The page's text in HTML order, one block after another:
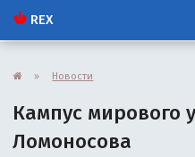
REX
» Новости
Кампус мирового
Ломоносова